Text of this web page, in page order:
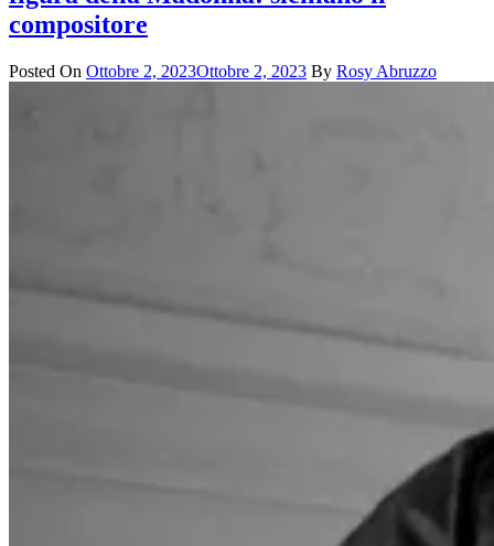
compositore
Posted On Ottobre 2, 2023Ottobre 2, 2023 By Rosy Abruzzo